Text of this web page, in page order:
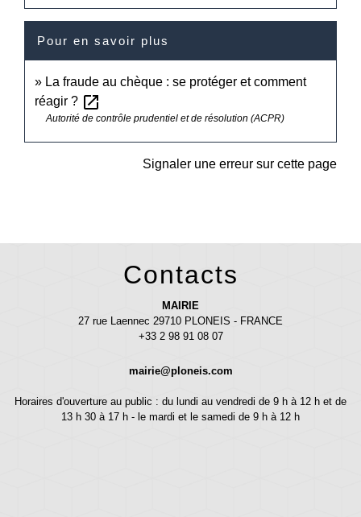
Pour en savoir plus
La fraude au chèque : se protéger et comment
réagir ? open_in_new
Autorité de contrôle prudentiel et de résolution (ACPR)
Signaler une erreur sur cette page
Contacts
MAIRIE
27 rue Laennec 29710 PLONEIS - FRANCE
+33 2 98 91 08 07
mairie@ploneis.com
Horaires d'ouverture au public : du lundi au vendredi de 9 h à 12 h et de
13 h 30 à 17 h - le mardi et le samedi de 9 h à 12 h